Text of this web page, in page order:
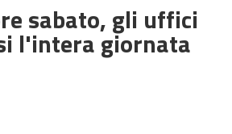
sabato, gli uffici
l'intera giornata